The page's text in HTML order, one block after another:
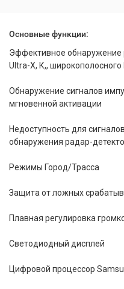
Основные функции:
Эффективное обнаружение
Ultra-X, К,,
Обнаружение сигналов
мгновенной активации
Недоступность для
обнаружения радар-
Режимы Город/Трасса
Защита от ложных
Плавная регулировка
Светодиодный дисплей
Цифровой процессор